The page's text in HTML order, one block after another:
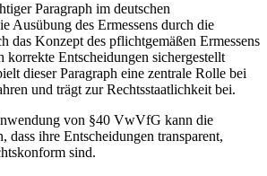
Paragraph im deutschen
Ausübung des Ermessens durch die
das Konzept des pflichtgemäßen Ermessens
korrekte Entscheidungen sichergestellt
dieser Paragraph eine zentrale Rolle bei
und trägt zur Rechtsstaatlichkeit bei.
von §40 VwVfG kann die
dass ihre Entscheidungen transparent,
sind.